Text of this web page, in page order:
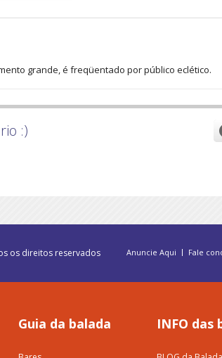
grande, é freqüentado por público eclético.
:)
os direitos reservados Anuncie Aqui Fale
Guia da balada INFO das